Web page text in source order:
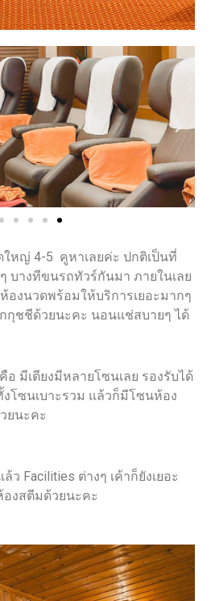
Next
หญ่ 4-5 คูหาเลยค่ะ ปกติเป็นที่
บางทีขนรถทัวร์กันมา ภายในเลย
องนวดพร้อมให้บริการเยอะมากๆ
กุชชีด้วยนะคะ นอนแช่สบายๆ ได้
มีเตียงมีหลายโซนเลย รองรับได้
โซนเบาะรวม แล้วก็มีโซนห้อง
ยนะคะ
ว Facilities ต่างๆ เค้าก็ยังเยอะ
งสตีมด้วยนะคะ